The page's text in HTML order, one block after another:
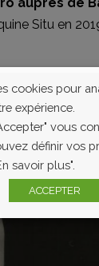
Situ en
cookies pour
expérience.
vous
définir vos
savoir plus".
ACCEPTER